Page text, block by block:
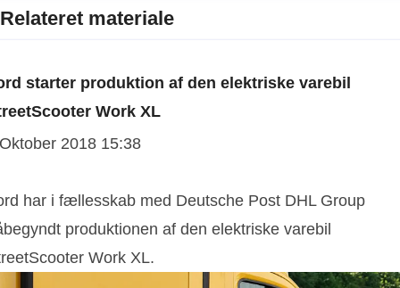
Relateret materiale
starter produktion af den elektriske varebil
Work XL
2018 15:38
har i fællesskab med Deutsche Post DHL Group
produktionen af den elektriske varebil
Work XL.